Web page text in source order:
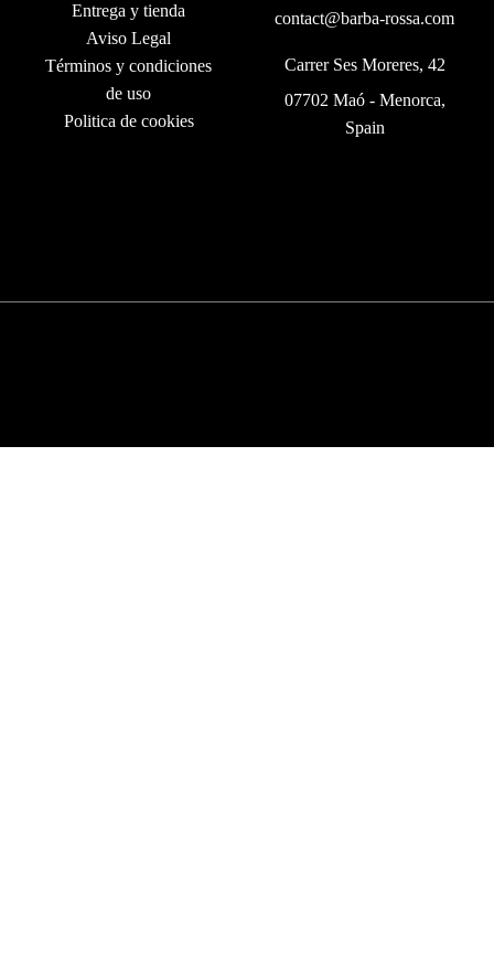
Entrega y tienda
Aviso Legal
Términos y condiciones
de uso
Politica de cookies
contact@barba-rossa.com
Carrer Ses Moreres, 42
07702 Maó - Menorca,
Spain